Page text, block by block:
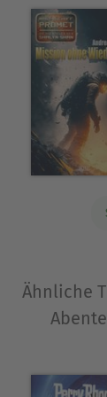
einem
Projekte-
eine
zahlreiche
Fiction-
beiden
verliehen.
Ähnliche